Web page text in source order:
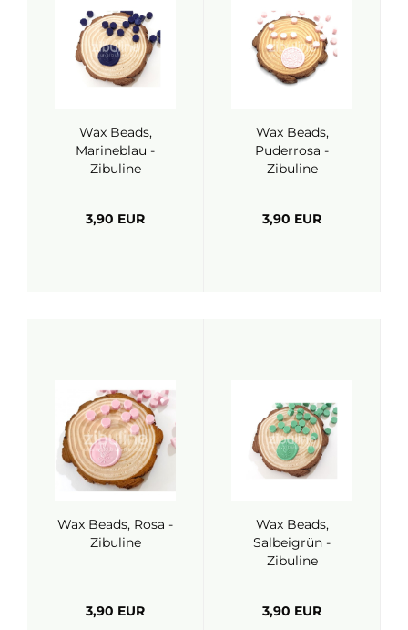
Wax Beads,
Marineblau -
Zibuline
3,90 EUR
Wax Beads,
Puderrosa -
Zibuline
3,90 EUR
Wax Beads, Rosa -
Zibuline
3,90 EUR
Wax Beads,
Salbeigrün -
Zibuline
3,90 EUR